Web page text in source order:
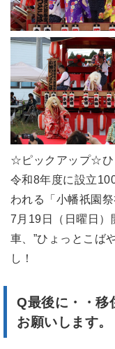
☆ピックアップ☆ひ
令和8年度に設立
われる「小幡祇園
7月19日（日曜日）
車、”ひょっとこば
し！
Q最後に・・移
お願いします。